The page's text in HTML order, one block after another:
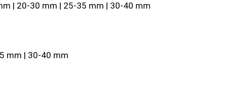
| 20-30 mm | 25-35 mm | 30-40 mm
mm | 30-40 mm